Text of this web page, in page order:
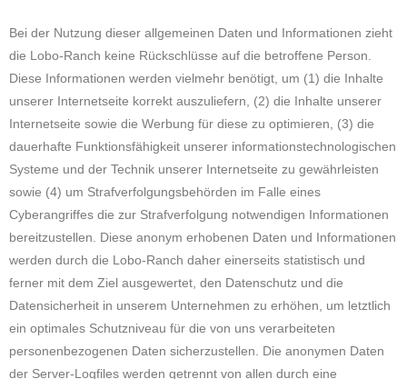
Bei der Nutzung dieser allgemeinen Daten und Informationen zieht
die Lobo-Ranch keine Rückschlüsse auf die betroffene Person.
Diese Informationen werden vielmehr benötigt, um (1) die Inhalte
unserer Internetseite korrekt auszuliefern, (2) die Inhalte unserer
Internetseite sowie die Werbung für diese zu optimieren, (3) die
dauerhafte Funktionsfähigkeit unserer informationstechnologischen
Systeme und der Technik unserer Internetseite zu gewährleisten
sowie (4) um Strafverfolgungsbehörden im Falle eines
Cyberangriffes die zur Strafverfolgung notwendigen Informationen
bereitzustellen. Diese anonym erhobenen Daten und Informationen
werden durch die Lobo-Ranch daher einerseits statistisch und
ferner mit dem Ziel ausgewertet, den Datenschutz und die
Datensicherheit in unserem Unternehmen zu erhöhen, um letztlich
ein optimales Schutzniveau für die von uns verarbeiteten
personenbezogenen Daten sicherzustellen. Die anonymen Daten
der Server-Logfiles werden getrennt von allen durch eine